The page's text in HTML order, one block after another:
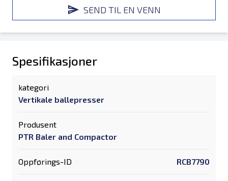
SEND TIL EN VENN
Spesifikasjoner
kategori
Vertikale ballepresser
Produsent
PTR Baler and Compactor
Oppførings-ID RCB7790